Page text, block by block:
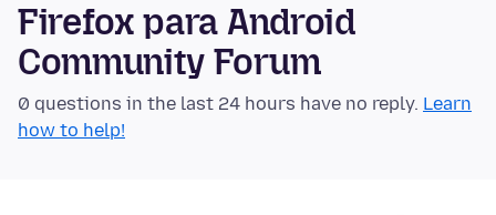
Firefox para Android
Community Forum
0 questions in the last 24 hours have no reply. Learn
how to help!